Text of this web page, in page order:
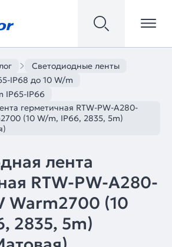
Светодиодные ленты
IP68 до 10 W/m
IP65-IP66
герметичная RTW-PW-A280-
(10 W/m, IP66, 2835, 5m)
лента
RTW-PW-A280-
Warm2700 (10
2835, 5m)